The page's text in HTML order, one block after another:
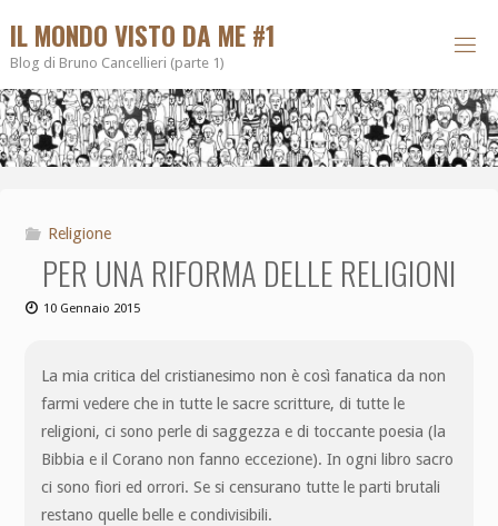
IL MONDO VISTO DA ME #1
Blog di Bruno Cancellieri (parte 1)
Religione
PER UNA RIFORMA DELLE RELIGIONI
10 Gennaio 2015
La mia critica del cristianesimo non è così fanatica da non
farmi vedere che in tutte le sacre scritture, di tutte le
religioni, ci sono perle di saggezza e di toccante poesia (la
Bibbia e il Corano non fanno eccezione). In ogni libro sacro
ci sono fiori ed orrori. Se si censurano tutte le parti brutali
restano quelle belle e condivisibili.